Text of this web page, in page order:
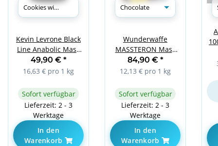
Kevin Levrone Black
Line Anabolic Mass
3kg Cookies with
Cream
49,90 € *
16,63 € pro 1 kg
Sofort verfügbar
Lieferzeit: 2 - 3
Werktage
In den
Warenkorb
Wunderwaffe
MASSTERON Mass
Gainer - 7 kg
Chocolate
84,90 € *
12,13 € pro 1 kg
Sofort verfügbar
Lieferzeit: 2 - 3
Werktage
In den
Warenkorb